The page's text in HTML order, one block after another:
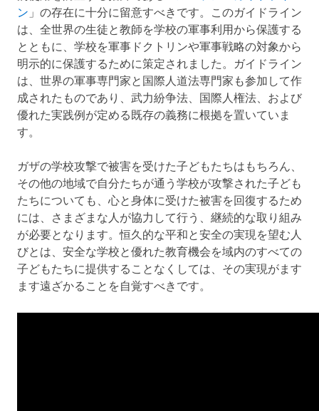
ン 」の存在に十分に留意すべきです。このガイドライン
は、全世界の生徒と教師を学校の軍事利用から保護する
とともに、学校を軍事ドクトリンや軍事戦略の対象から
明示的に保護するために策定されました。ガイドライン
は、世界の軍事専門家と国際人道法専門家も参加して作
成されたものであり、武力紛争法、国際人権法、および
優れた実践例が定める既存の義務に根拠を置いていま
す。
ガザの学校攻撃で被害を受けた子どもたちはもちろん、
その他の地域で自分たちが通う学校が攻撃された子ども
たちについても、心と身体に受けた被害を回復するため
には、さまざまな人が協力して行う、継続的な取り組み
が必要となります。恒久的な平和と安全の実現を望む人
びとは、安全な学校と優れた教育機会を域内のすべての
子どもたちに提供することなくしては、その実現がます
ます遠ざかることを自覚すべきです。